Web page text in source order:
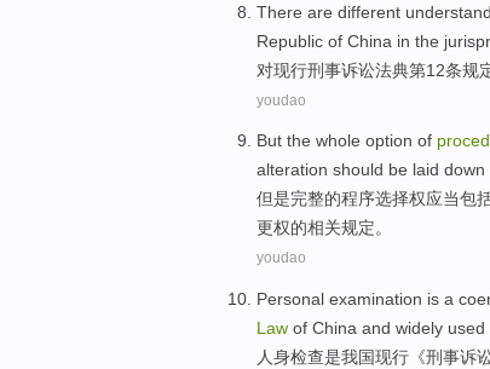
There are different
Republic of China in the
对现行刑事诉讼法典第12条规
youdao
But the whole option of
alteration should be laid down
但是完整的程序选择权应当包
更权的相关规定。
youdao
Personal examination is a
Law of China and widely used
人身检查是我国现行《刑事诉